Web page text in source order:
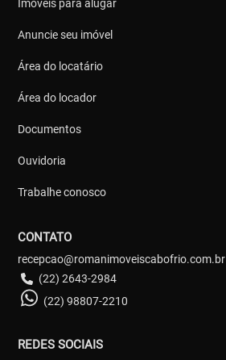
Imóveis para alugar
Anuncie seu imóvel
Área do locatário
Área do locador
Documentos
Ouvidoria
Trabalhe conosco
CONTATO
recepcao@romanimoveiscabofrio.com.br
(22) 2643-2984
(22) 98807-2210
REDES SOCIAIS